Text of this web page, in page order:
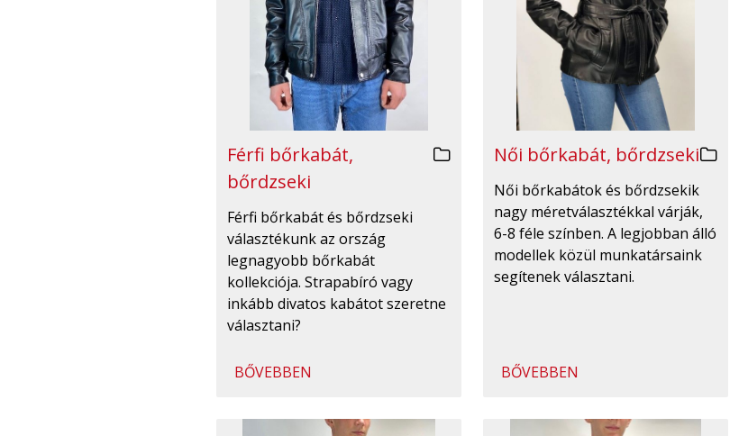
Férfi bőrkabát,
bőrdzseki
Férfi bőrkabát és bőrdzseki
választékunk az ország
legnagyobb bőrkabát
kollekciója. Strapabíró vagy
inkább divatos kabátot szeretne
választani?
BŐVEBBEN
Női bőrkabát, bőrdzseki
Női bőrkabátok és bőrdzsekik
nagy méretválasztékkal várják,
6-8 féle színben. A legjobban álló
modellek közül munkatársaink
segítenek választani.
BŐVEBBEN